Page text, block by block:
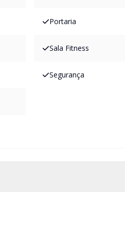
Portaria
Sala Fitness
Segurança